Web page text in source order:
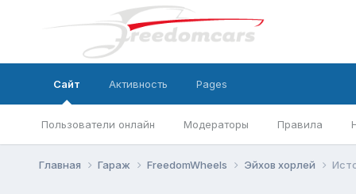
Сайт
Пользователи онлайн Модераторы Правила
Активность Pages
Главная Гараж FreedomWheels Эйхов хорлей